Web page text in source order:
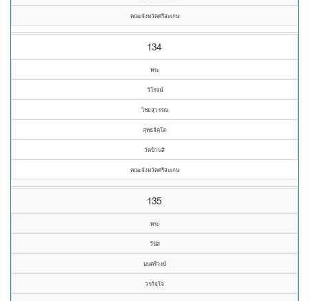
คณะจังหวัดศรีสะเกษ
134
พระ
วิโรจน์
ไชยสุวรรณ
สุทฺธจิตฺโต
วัดบ้านสิ
คณะจังหวัดศรีสะเกษ
135
พระ
วีนัส
มนตรีวงษ์
วรกิจฺโจ